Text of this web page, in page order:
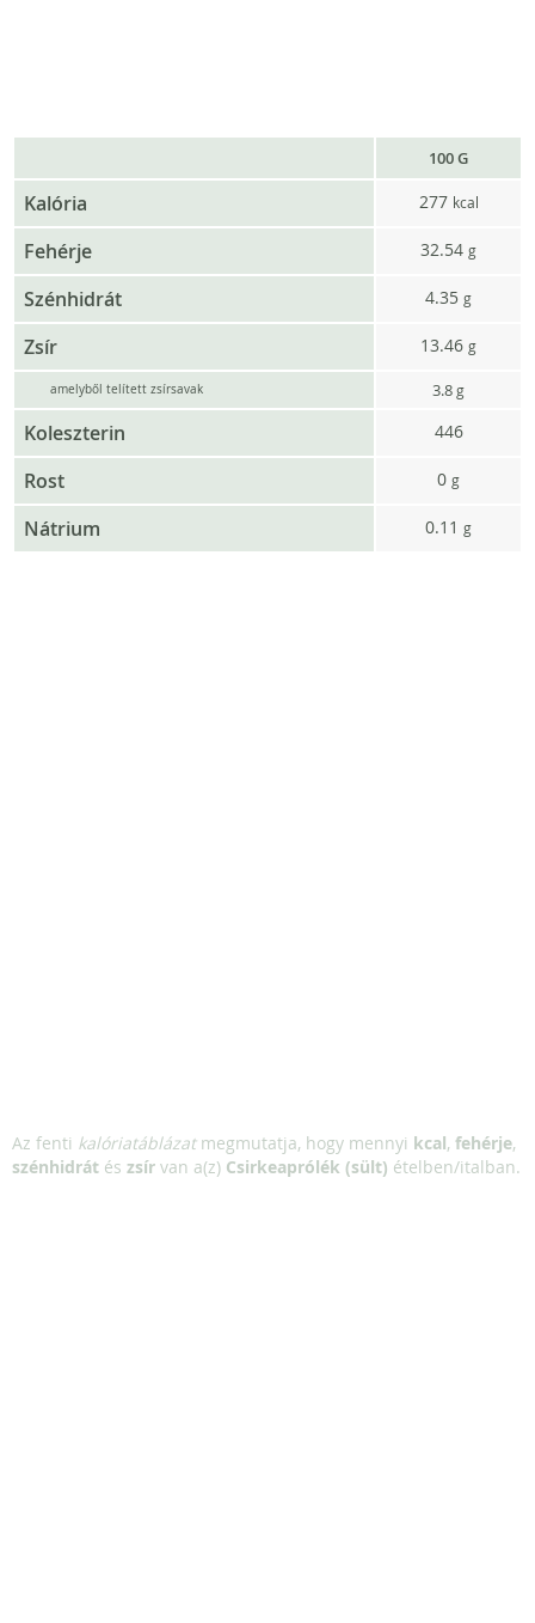
100 G
Kalória 277 kcal
Fehérje 32.54 g
Szénhidrát 4.35 g
Zsír 13.46 g
amelyből telített zsírsavak 3.8g
Koleszterin 446
Rost 0 g
Nátrium 0.11 g
Az fenti kalóriatáblázatmegmutatja, hogy mennyi kcal, fehérje,
szénhidrát és zsír van a(z) Csirkeaprólék (sült) ételben/italban.